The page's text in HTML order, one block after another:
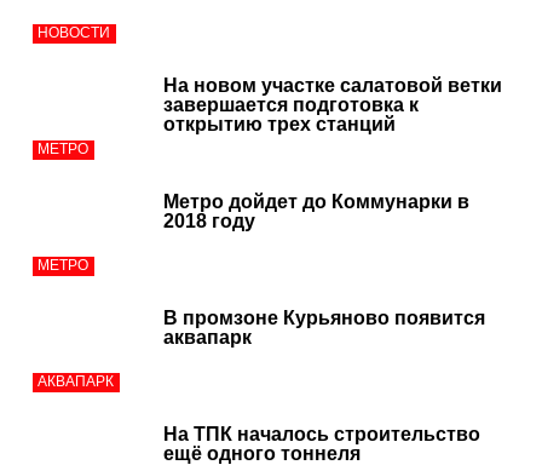
НОВОСТИ
МЕТРО
На новом участке салатовой ветки
завершается подготовка к
открытию трех станций
МЕТРО
Метро дойдет до Коммунарки в
2018 году
АКВАПАРК
В промзоне Курьяново появится
аквапарк
На ТПК началось строительство
ещё одного тоннеля